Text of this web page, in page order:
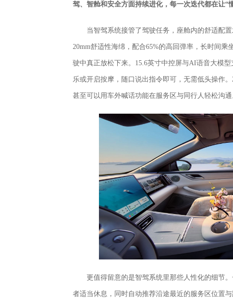
驾、智舱和安全方面持续进化，每一次迭代都在让“
当智驾系统接管了驾驶任务，座舱内的舒适配
20mm舒适性海绵，配合65%的高回弹率，长时间
驶中真正放松下来。15.6英寸中控屏与AI语音大模
乐或开启按摩，随口说出指令即可，无需低头操作
甚至可以用车外喊话功能在服务区与同行人轻松沟
更值得留意的是智驾系统里那些人性化的细节
者适当休息，同时自动推荐沿途最近的服务区位置